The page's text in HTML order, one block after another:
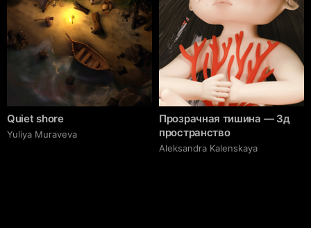
Quiet shore
Yuliya Muraveva
Прозрачная тишина — 3д
пространство
Aleksandra Kalenskaya